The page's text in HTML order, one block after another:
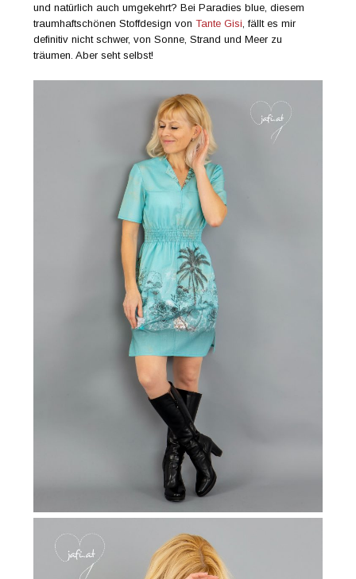
und natürlich auch umgekehrt? Bei Paradies blue, diesem
traumhaftschönen Stoffdesign vonTante Gisi , fällt es mir
definitiv nicht schwer, von Sonne, Strand und Meer zu
träumen. Aber seht selbst!